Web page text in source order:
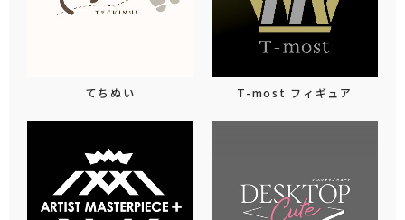
てちぬい T-most フィギュア